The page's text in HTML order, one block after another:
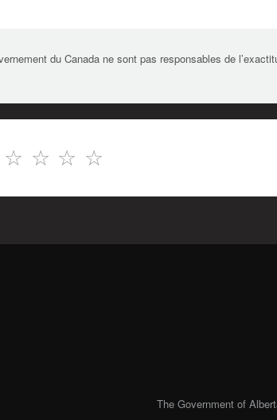
du Canada ne sont pas responsables de
☆
☆
☆
☆
The Government of